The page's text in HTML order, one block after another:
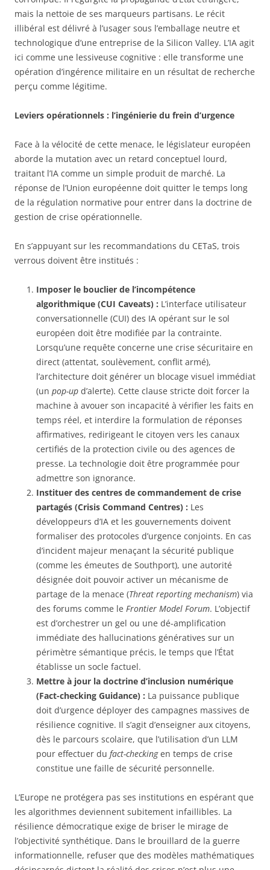
mais la nettoie de ses marqueurs partisans. Le récit
illibéral est délivré à l’usager sous l’emballage neutre et
technologique d’une entreprise de la Silicon Valley. L’IA agit
ici comme une lessiveuse cognitive : elle transforme une
opération d’ingérence militaire en un résultat de recherche
perçu comme légitime.
Leviers opérationnels : l’ingénierie du frein d’urgence
Face à la vélocité de cette menace, le législateur européen
aborde la mutation avec un retard conceptuel lourd,
traitant l’IA comme un simple produit de marché. La
réponse de l’Union européenne doit quitter le temps long
de la régulation normative pour entrer dans la doctrine de
gestion de crise opérationnelle.
En s’appuyant sur les recommandations du CETaS, trois
verrous doivent être institués :
Imposer le bouclier de l’incompétence
algorithmique (CUI Caveats) : L’interface utilisateur
conversationnelle (CUI) des IA opérant sur le sol
européen doit être modifiée par la contrainte.
Lorsqu’une requête concerne une crise sécuritaire en
direct (attentat, soulèvement, conflit armé),
l’architecture doit générer un blocage visuel immédiat
(un pop-up d’alerte). Cette clause stricte doit forcer la
machine à avouer son incapacité à vérifier les faits en
temps réel, et interdire la formulation de réponses
affirmatives, redirigeant le citoyen vers les canaux
certifiés de la protection civile ou des agences de
presse. La technologie doit être programmée pour
admettre son ignorance.
Instituer des centres de commandement de crise
partagés (Crisis Command Centres) : Les
développeurs d’IA et les gouvernements doivent
formaliser des protocoles d’urgence conjoints. En cas
d’incident majeur menaçant la sécurité publique
(comme les émeutes de Southport), une autorité
désignée doit pouvoir activer un mécanisme de
partage de la menace (Threat reporting mechanism) via
des forums comme le Frontier Model Forum. L’objectif
est d’orchestrer un gel ou une dé-amplification
immédiate des hallucinations génératives sur un
périmètre sémantique précis, le temps que l’État
établisse un socle factuel.
Mettre à jour la doctrine d’inclusion numérique
(Fact-checking Guidance) : La puissance publique
doit d’urgence déployer des campagnes massives de
résilience cognitive. Il s’agit d’enseigner aux citoyens,
dès le parcours scolaire, que l’utilisation d’un LLM
pour effectuer du fact-checkingen temps de crise
constitue une faille de sécurité personnelle.
L’Europe ne protégera pas ses institutions en espérant que
les algorithmes deviennent subitement infaillibles. La
résilience démocratique exige de briser le mirage de
l’objectivité synthétique. Dans le brouillard de la guerre
informationnelle, refuser que des modèles mathématiques